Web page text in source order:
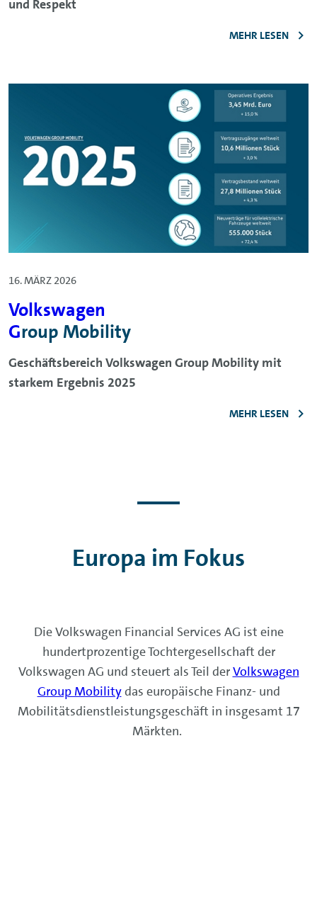
und Respekt
MEHR LESEN
16. MÄRZ 2026
Volkswagen
Group Mobility
Geschäftsbereich Volkswagen Group Mobility mit
starkem Ergebnis 2025
MEHR LESEN
Europa im Fokus
Die Volkswagen Financial Services AG ist eine
hundertprozentige Tochtergesellschaft der
Volkswagen AG und steuert als Teil derVolkswagen
Group Mobilitydas europäische Finanz- und
Mobilitätsdienstleistungsgeschäft in insgesamt 17
Märkten.